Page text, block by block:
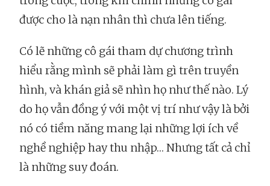
được cho là nạn nhân thì chưa lên tiếng.
Có lẽ những cô gái tham dự chương trình
hiểu rằng mình sẽ phải làm gì trên truyền
hình, và khán giả sẽ nhìn họ như thế nào. Lý
do họ vẫn đồng ý với một vị trí như vậy là bởi
nó có tiềm năng mang lại những lợi ích về
nghề nghiệp hay thu nhập… Nhưng tất cả chỉ
là những suy đoán.